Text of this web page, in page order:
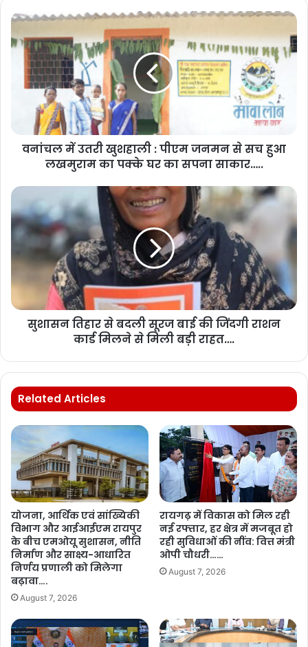
वनांचल में उतरी खुशहाली : पीएम जनमन से सच हुआ
लखमुराम का पक्के घर का सपना साकार…..
सुशासन तिहार से बदली सूरज बाई की जिंदगी राशन
कार्ड मिलने से मिली बड़ी राहत….
Related Articles
योजना, आर्थिक एवं सांख्यिकी
विभाग और आईआईएम रायपुर
के बीच एमओयू सुशासन, नीति
निर्माण और साक्ष्य-आधारित
निर्णय प्रणाली को मिलेगा
बढ़ावा….
August 7, 2026
रायगढ़ में विकास को मिल रही
नई रफ्तार, हर क्षेत्र में मजबूत हो
रही सुविधाओं की नींव: वित्त मंत्री
ओपी चौधरी……
August 7, 2026